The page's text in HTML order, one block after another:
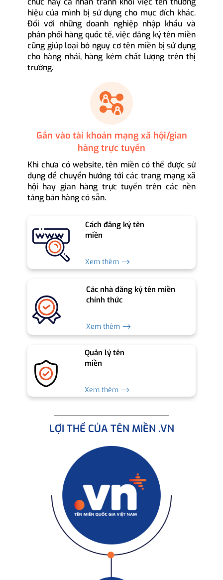
hiệu của mình bị sử dụng cho mục đích khác.
Đối với những doanh nghiệp nhập khẩu và
phân phối hàng quốc tế, việc đăng ký tên miền
cũng giúp loại bỏ nguy cơ tên miền bị sử dụng
cho hàng nhái, hàng kém chất lượng trên thị
trường.
Gắn vào tài khoản mạng xã hội/gian
hàng trực tuyến
Khi chưa có website, tên miền có thể được sử
dụng để chuyển hướng tới các trang mạng xã
hội hay gian hàng trực tuyến trên các nền
tảng bán hàng có sẵn.
Cách đăng ký tên
miền
Xem thêm ⟶
Các nhà đăng ký tên miền
chính thức
Xem thêm ⟶
Quản lý tên
miền
Xem thêm ⟶
LỢI THẾ CỦA TÊN MIỀN .VN